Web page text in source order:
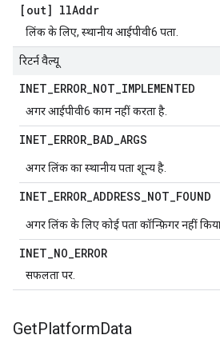
[out] llAddr
लिंक के लिए, स्थानीय आईपीवी6 पता.
रिटर्न वैल्यू
INET_ERROR_NOT_IMPLEMENTED
अगर आईपीवी6 काम नहीं करता है.
INET_ERROR_BAD_ARGS
अगर लिंक का स्थानीय पता शून्य है.
INET_ERROR_ADDRESS_NOT_FOUND
अगर लिंक के लिए कोई पता कॉन्फ़िगर नहीं
INET_NO_ERROR
सफलता पर.
GetPlatformData